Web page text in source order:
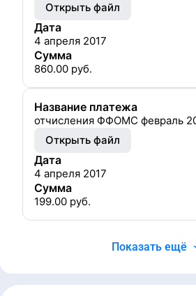
Открыть файл
Дата
4 апреля 2017
Сумма
860.00 руб.
Название платежа
отчисления ФФОМС февраль
Открыть файл
Дата
4 апреля 2017
Сумма
199.00 руб.
Показать ещё